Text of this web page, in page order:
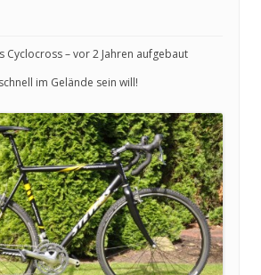
Cyclocross – vor 2 Jahren aufgebaut
im Gelände sein will!